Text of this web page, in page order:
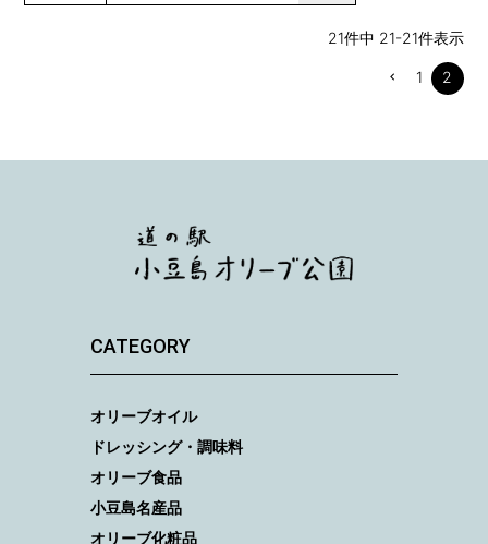
21件中 21-21件表示
1 2
CATEGORY
オリーブオイル
ドレッシング・調味料
オリーブ食品
小豆島名産品
オリーブ化粧品